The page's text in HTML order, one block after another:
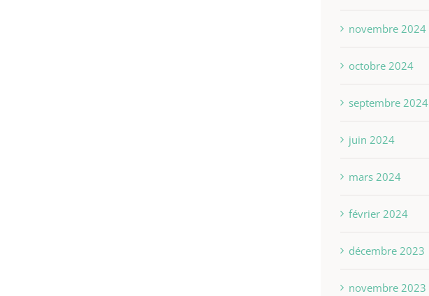
novembre 2024
octobre 2024
septembre 2024
juin 2024
mars 2024
février 2024
décembre 2023
novembre 2023